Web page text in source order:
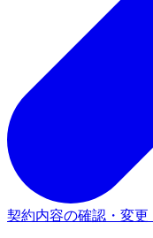
契約内容の確認・変更